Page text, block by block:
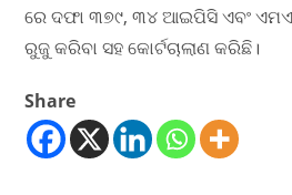
ରେ ଦଫା ୩୭୯, ୩୪ ଆଇପିସି ଏବଂ
ରୁଜୁ କରିବା ସହ କୋର୍ଟଚାଲାଣ କରିଛି।
Share